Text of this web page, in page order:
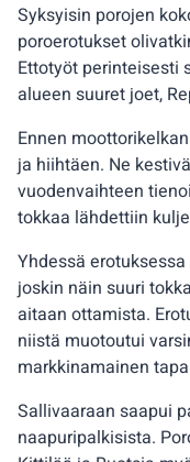
Syksyisin porojen
poroerotukset
Ettotyöt perinteisesti
alueen suuret joet,
Ennen
ja hiihtäen. Ne
vuodenvaihteen
tokkaa lähdettiin
Yhdessä
joskin näin suuri
aitaan ottamista.
niistä muotoutui
markkinamainen
Sallivaaraan saapui
naapuripalkisista.